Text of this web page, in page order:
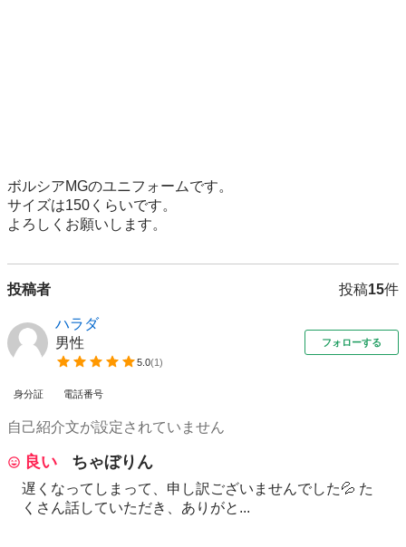
ボルシアMGのユニフォームです。
サイズは150くらいです。
よろしくお願いします。
投稿者 投稿15件
ハラダ
男性
5.0(1)
フォローする
身分証 電話番号
自己紹介文が設定されていません
良い ちゃぼりん
遅くなってしまって、申し訳ございませんでした💦 た
くさん話していただき、ありがと...